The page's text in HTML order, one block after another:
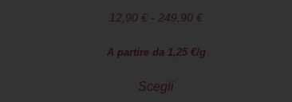
12,90 € - 249,90 €
A partire da 1,25 €/g
Scegli